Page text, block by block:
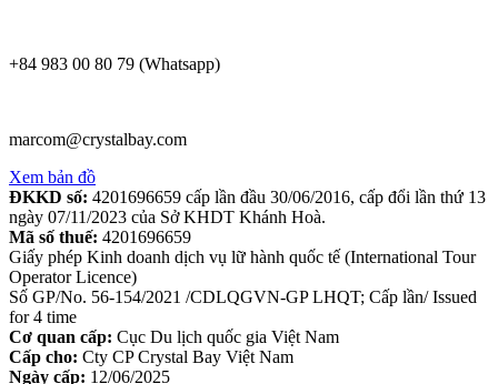
+84 983 00 80 79 (Whatsapp)
marcom@crystalbay.com
Xem bản đồ
ĐKKD số: 4201696659 cấp lần đầu 30/06/2016, cấp đổi lần thứ 13
ngày 07/11/2023 của Sở KHDT Khánh Hoà.
Mã số thuế: 4201696659
Giấy phép Kinh doanh dịch vụ lữ hành quốc tế (International Tour
Operator Licence)
Số GP/No. 56-154/2021 /CDLQGVN-GP LHQT; Cấp lần/ Issued
for 4 time
Cơ quan cấp: Cục Du lịch quốc gia Việt Nam
Cấp cho: Cty CP Crystal Bay Việt Nam
Ngày cấp: 12/06/2025